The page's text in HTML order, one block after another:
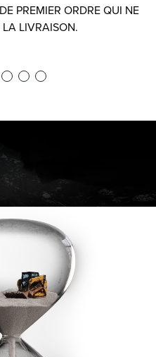
PREMIER ORDRE QUI NE
LA LIVRAISON.